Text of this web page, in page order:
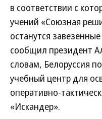
в соответствии с
учений «Союзная
останутся
сообщил президент
словам, Белоруссия
учебный центр для
оперативно-
«Искандер».